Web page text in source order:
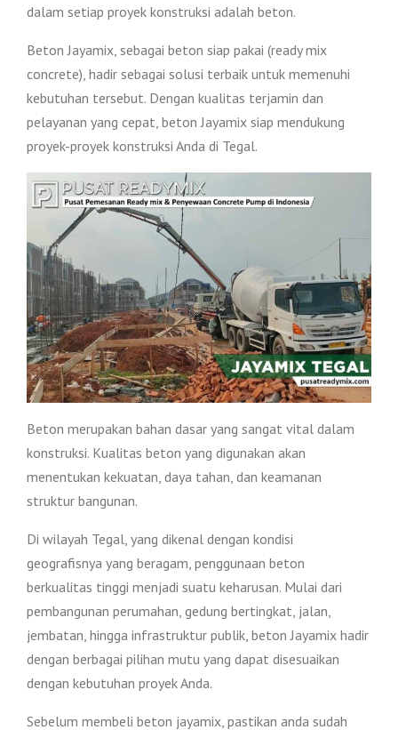
dalam setiap proyek konstruksi adalah beton.
Beton Jayamix, sebagai beton siap pakai (ready mix
concrete), hadir sebagai solusi terbaik untuk memenuhi
kebutuhan tersebut. Dengan kualitas terjamin dan
pelayanan yang cepat, beton Jayamix siap mendukung
proyek-proyek konstruksi Anda di Tegal.
Beton merupakan bahan dasar yang sangat vital dalam
konstruksi. Kualitas beton yang digunakan akan
menentukan kekuatan, daya tahan, dan keamanan
struktur bangunan.
Di wilayah Tegal, yang dikenal dengan kondisi
geografisnya yang beragam, penggunaan beton
berkualitas tinggi menjadi suatu keharusan. Mulai dari
pembangunan perumahan, gedung bertingkat, jalan,
jembatan, hingga infrastruktur publik, beton Jayamix hadir
dengan berbagai pilihan mutu yang dapat disesuaikan
dengan kebutuhan proyek Anda.
Sebelum membeli beton jayamix, pastikan anda sudah